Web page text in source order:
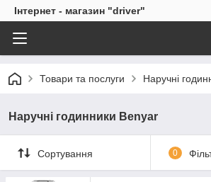
Інтернет - магазин "driver"
Товари та послуги Наручні
Наручні годинники Benyar
Сортування 0